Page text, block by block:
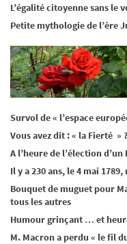
L’égalité citoyenne sans le
Petite mythologie de l’ère
Survol de « l’espace
Vous avez dit : « la Fierté » ?
A l’heure de l’élection
Il y a 230 ans, le 4 mai
Bouquet de muguet pour
tous les autres
Humour grinçant … et
M. Macron a perdu « le fil